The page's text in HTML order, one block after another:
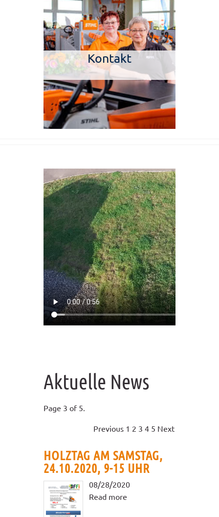
Kontakt
Aktuelle News
Page 3 of 5.
Previous 1 2 3 4 5 Next
HOLZTAG AM SAMSTAG,
24.10.2020, 9-15 UHR
08/28/2020
Read more